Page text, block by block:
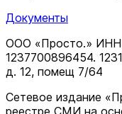
Документы
ООО «Просто.»
1237700896454.
д. 12, помещ 7/64
Сетевое издание
реестре СМИ на